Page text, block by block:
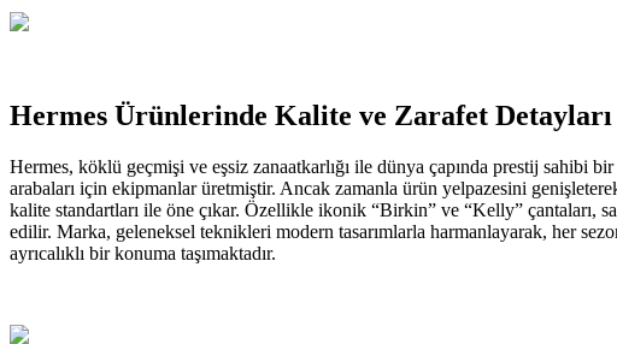
Hermes Ürünlerinde Kalite ve Zarafet Detayları
Hermes, köklü geçmişi ve eşsiz zanaatkarlığı ile dünya çapında prestij sahibi
arabaları için ekipmanlar üretmiştir. Ancak zamanla ürün yelpazesini
kalite standartları ile öne çıkar. Özellikle ikonik “Birkin” ve “Kelly” çantaları,
edilir. Marka, geleneksel teknikleri modern tasarımlarla harmanlayarak, her
ayrıcalıklı bir konuma taşımaktadır.